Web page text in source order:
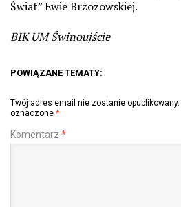
Świat” Ewie Brzozowskiej.
BIK UM Świnoujście
POWIĄZANE TEMATY:
Twój adres email nie zostanie opublikowany.
oznaczone *
Komentarz *